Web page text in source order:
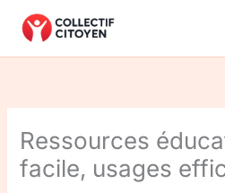
Ressources
facile, usages